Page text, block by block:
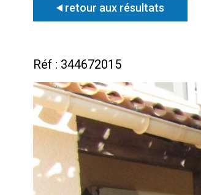
retour aux résultats
Réf : 344672015